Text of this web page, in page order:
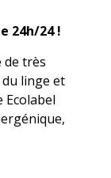
24h/24 !
de très
linge et
Ecolabel